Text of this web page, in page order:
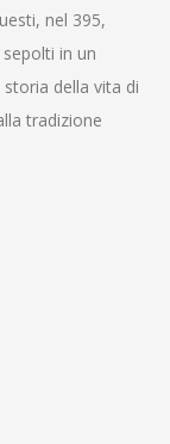
nel 395,
in un
della vita di
tradizione